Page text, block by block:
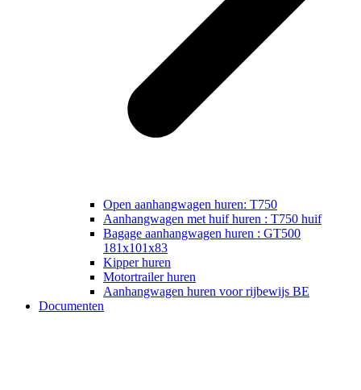
Open aanhangwagen huren: T750
Aanhangwagen met huif huren : T750 huif
Bagage aanhangwagen huren : GT500
181x101x83
Kipper huren
Motortrailer huren
Aanhangwagen huren voor rijbewijs BE
Documenten